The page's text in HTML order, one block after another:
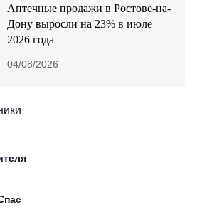
Аптечные продажи в Ростове-на-
Дону выросли на 23% в июле
2026 года
04/08/2026